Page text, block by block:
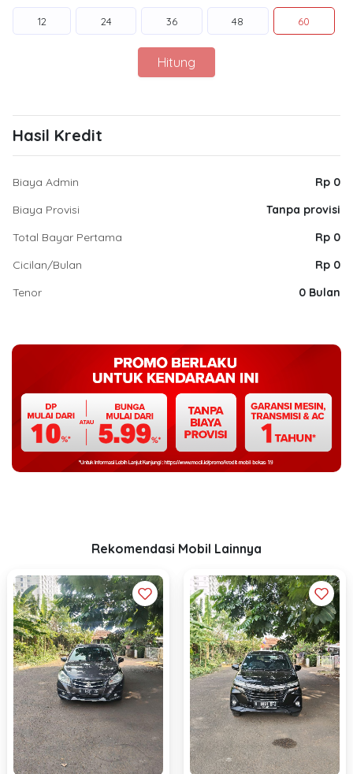
12 24 36 48 60
Hitung
Hasil Kredit
Biaya Admin
Rp 0
Biaya Provisi
Tanpa provisi
Total Bayar Pertama
Rp 0
Cicilan/Bulan
Rp 0
Tenor
0 Bulan
Rekomendasi Mobil Lainnya